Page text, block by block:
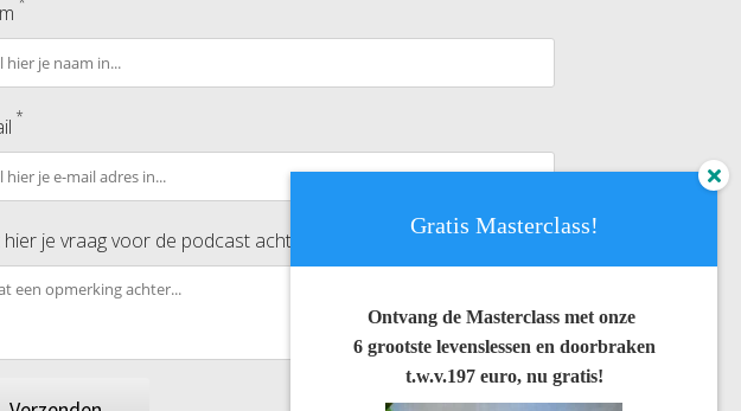
*
je vraag voor de podcast achter...
Gratis Masterclass!
Ontvang de Masterclass met onze
6 grootste levenslessen en doorbraken
t.w.v.197 euro, nu gratis!